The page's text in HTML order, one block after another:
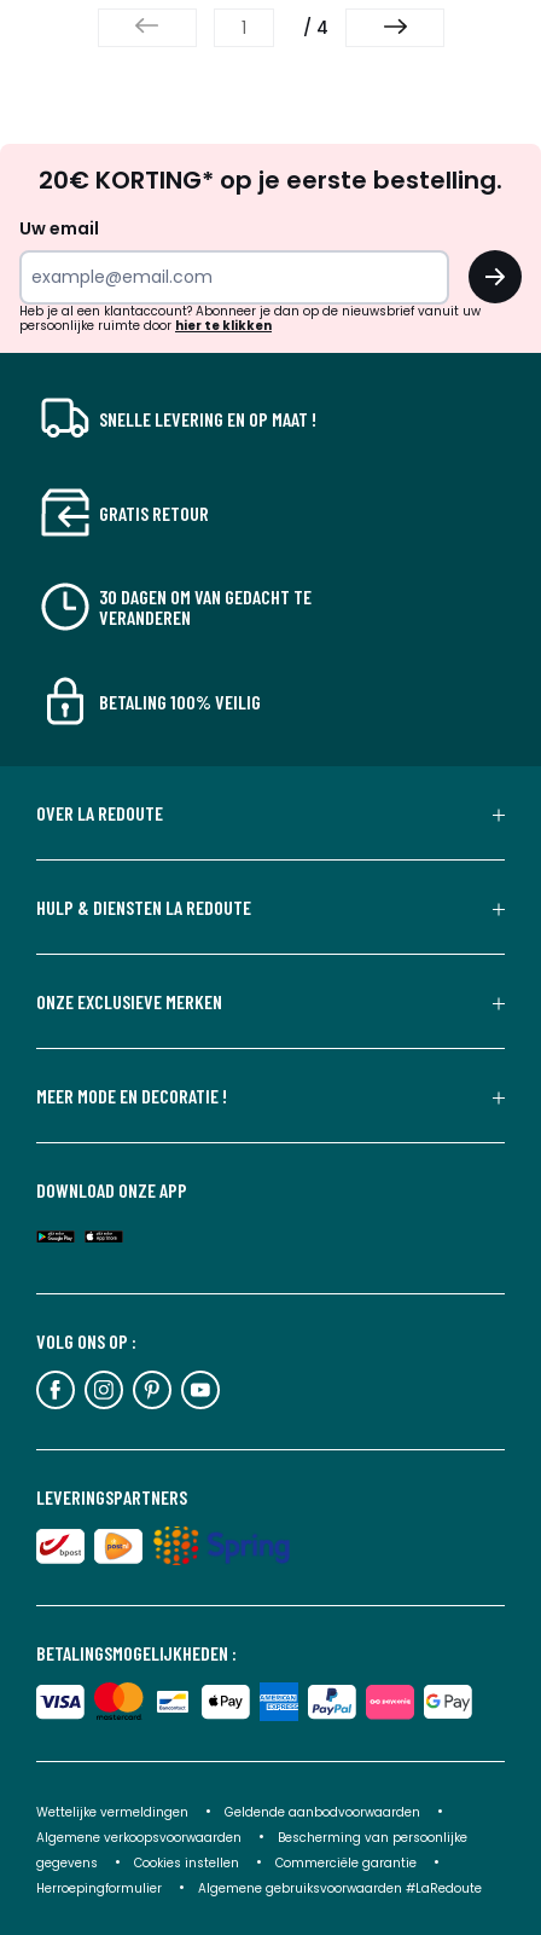
/ 4
zoek
inspiratie
verrassingen?
20€ KORTING* op je eerste bestelling.
Uw email
OK
Heb je al een klantaccount? Abonneer je dan op de nieuwsbrief vanuit uw
persoonlijke ruimte door hier te klikken
SNELLE LEVERING EN OP MAAT !
GRATIS RETOUR
30 DAGEN OM VAN GEDACHT TE
VERANDEREN
BETALING 100% VEILIG
OVER LA REDOUTE
HULP & DIENSTEN LA REDOUTE
ONZE EXCLUSIEVE MERKEN
MEER MODE EN DECORATIE !
BETALINGSMOGELIJKHEDEN :
LEVERINGSPARTNERS
VOLG ONS OP :
DOWNLOAD ONZE APP
Wettelijke vermeldingen
Geldende aanbodvoorwaarden
Algemene verkoopsvoorwaarden
Bescherming van persoonlijke
gegevens
Cookies instellen
Commerciële garantie
Herroepingformulier
Algemene gebruiksvoorwaarden #LaRedoute